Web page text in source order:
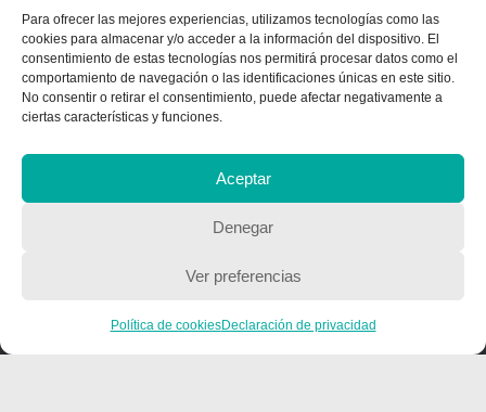
Para ofrecer las mejores experiencias, utilizamos tecnologías como las
cookies para almacenar y/o acceder a la información del dispositivo. El
consentimiento de estas tecnologías nos permitirá procesar datos como el
comportamiento de navegación o las identificaciones únicas en este sitio.
No consentir o retirar el consentimiento, puede afectar negativamente a
ciertas características y funciones.
Aceptar
Denegar
Ver preferencias
Política de cookiesDeclaración de privacidad
QUIENES SOMOS
Quienes somos